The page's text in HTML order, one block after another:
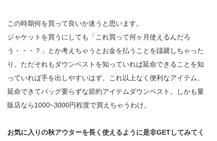
この時期何を買って良いか迷うと思います。
ジャケットを買うにしても「これ買って何ヶ月使えるんだろ
う・・・？」とか考えちゃうとお金を払うことを躊躇しちゃった
り。ただそれもダウンベストを知っていれば延命できることを知
っていれば手を出しやすいはず。これ以上なく便利なアイテム、
延命できてバッグ要らずな節約アイテムダウンベスト。しかも量
販店なら1000~3000円程度で買えちゃうわけ。
お気に入りの秋アウターを長く使えるように是非GETしてみてく